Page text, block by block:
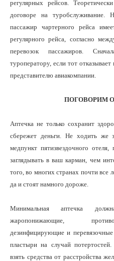
регулярных рейсов.
договоре на
пассажир чартерного рейса
регулярного рейса, согласно
перевозок пассажиров.
туроператору, если тот
представителю авиакомпании.
ПОГОВОРИМ
Аптечка не только сохранит
сбережет деньги. Не ходить же
медпункт пятизвездочного
заглядывать в ваш карман, чем
того, во многих странах почти все
да и стоят намного дороже.
Минимальная аптечка
жаропонижающие,
дезинфицирующие и
пластыри на случай
взять средства от расстройства